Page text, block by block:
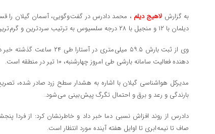
به گزارش لاهیج دیلم ، محمد دادرس در گفت وگویی، آسمان گیلان را
دیلمان با ۱۲ و منجیل با ۲۸ درجه سلسیوس به ترتیب سردترین و گرم ترین نقاط استان هستند.
وی از ثبت بارش ۵۹.۵ میلی
دهنده فعالیت سامانه بارشی طی امروز چهارشنبه، ۱۰ تیر در منطقه است.
مدیرکل هواشناسی گیلان با اشاره به هشدار سطح زرد صادر شده،
بارندگی و رعد و برق و احتمال تگرگ پیش بینی می شود.
صاف تا نیمه ابری تا اوایل هفته آینده مورد انتظار است.